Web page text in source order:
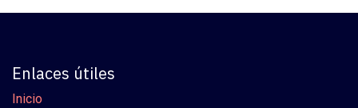
Enlaces útiles
Inicio